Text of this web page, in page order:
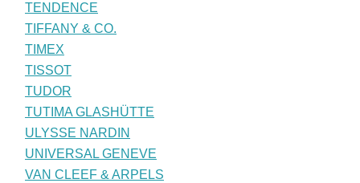
TENDENCE
TIFFANY & CO.
TIMEX
TISSOT
TUDOR
TUTIMA GLASHÜTTE
ULYSSE NARDIN
UNIVERSAL GENEVE
VAN CLEEF & ARPELS